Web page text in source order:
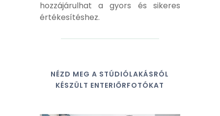
hozzájárulhat a gyors és sikeres
értékesítéshez.
NÉZD MEG A STÚDIÓLAKÁSRÓL
KÉSZÜLT ENTERIŐRFOTÓKAT